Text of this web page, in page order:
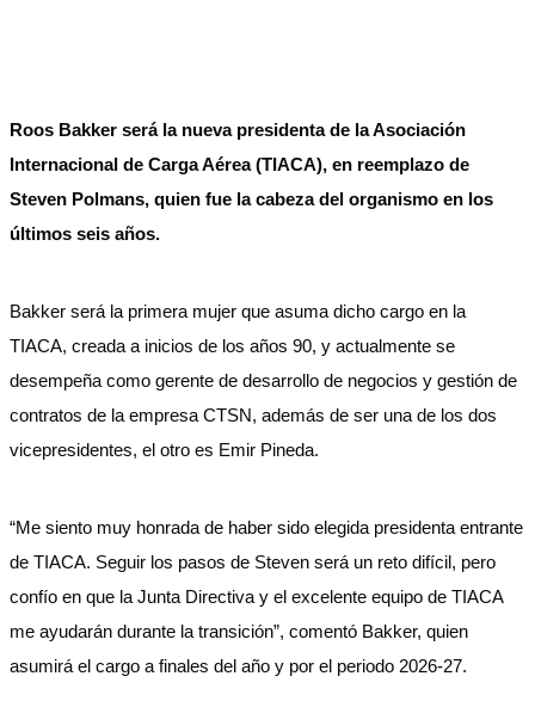
Roos Bakker será la nueva presidenta de la Asociación
Internacional de Carga Aérea (TIACA), en reemplazo de
Steven Polmans, quien fue la cabeza del organismo en los
últimos seis años.
Bakker será la primera mujer que asuma dicho cargo en la
TIACA, creada a inicios de los años 90, y actualmente se
desempeña como gerente de desarrollo de negocios y gestión de
contratos de la empresa CTSN, además de ser una de los dos
vicepresidentes, el otro es Emir Pineda.
“Me siento muy honrada de haber sido elegida presidenta entrante
de TIACA. Seguir los pasos de Steven será un reto difícil, pero
confío en que la Junta Directiva y el excelente equipo de TIACA
me ayudarán durante la transición”, comentó Bakker, quien
asumirá el cargo a finales del año y por el periodo 2026-27.